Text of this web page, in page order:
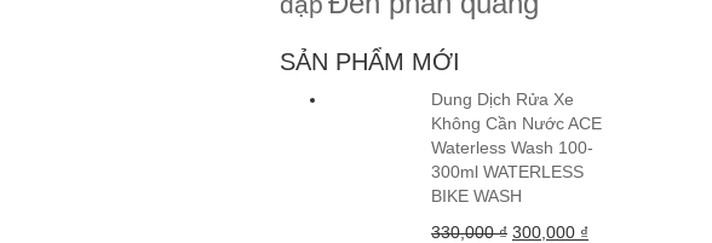
SẢN PHẨM MỚI
Dung Dịch Rửa Xe
Không Cần Nước ACE
Waterless Wash 100-
300ml WATERLESS
BIKE WASH
330,000₫ 300,000 ₫